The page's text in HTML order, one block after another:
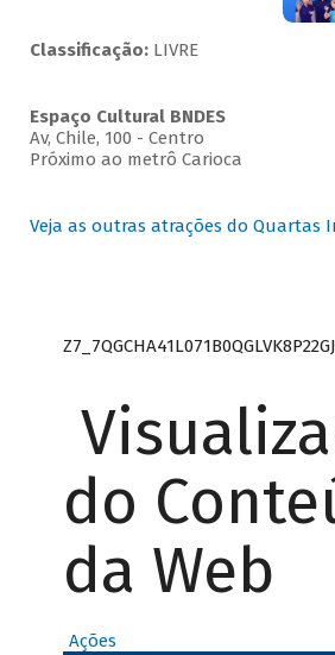
Classificação:LIVRE
Espaço Cultural BNDES
Av, Chile, 100 - Centro
Próximo ao metrô Carioca
Veja as outras atrações do Quartas
do
da Web
Ações